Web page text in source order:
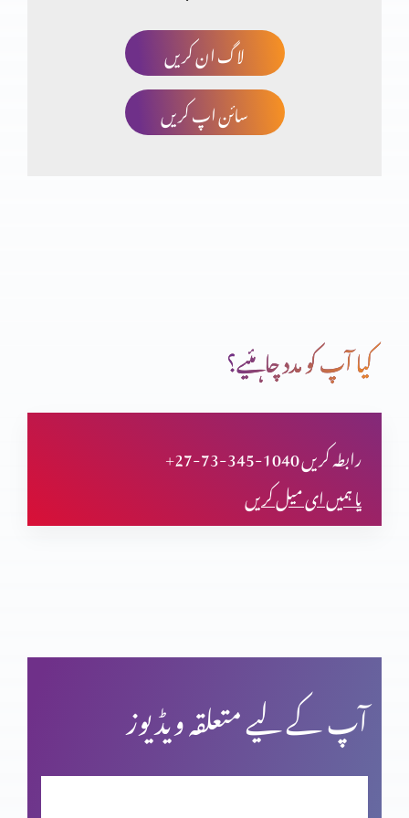
کیا مزامیر بھی سائنس کی تائیدکرتے ہیں؟(حصہ دہم)
کیا مضامین بھی سائنس کی تائیدکرتے ہیں؟(حصہ پنجم)
کیا مضامین بھی سائنس کی تائیدکرتے ہیں؟(حصہ چہارم)
کیا مزامیر بھی سائنس کی تائید کرتے ہیں؟ (حصہ 1)
لاگ ان کریں
سائن اپ کریں
کیا آپ کو مدد چاہئیے؟
+27-73-345-1040 رابطہ کریں
یا ہمیں ای میل کریں
آپ کے لیے متعلقہ ویڈیوز